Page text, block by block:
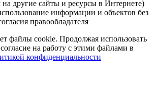
другие сайты и ресурсы в Интернете)
информации и объектов без
правообладателя
файлы cookie. Продолжая использовать
на работу с этими файлами в
конфиденциальности